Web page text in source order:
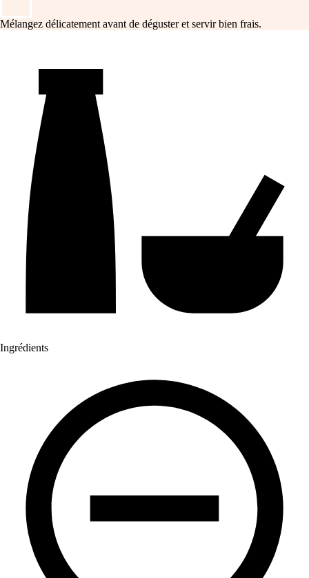
Mélangez délicatement avant de déguster et servir bien frais.
Ingrédients